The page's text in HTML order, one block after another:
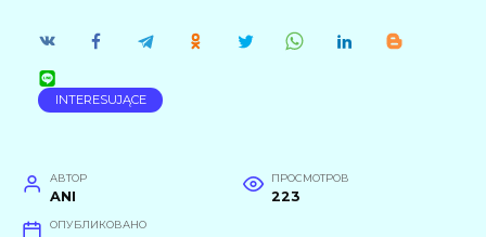
INTERESUJĄCE
АВТОР
ANI
ПРОСМОТРОВ
223
ОПУБЛИКОВАНО